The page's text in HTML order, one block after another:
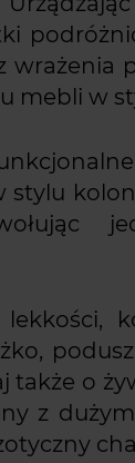
mebli w
także o
z